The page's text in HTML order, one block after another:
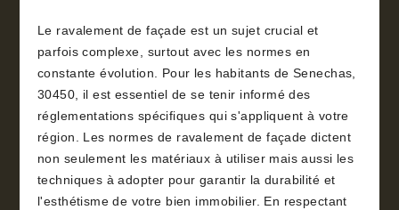
Le ravalement de façade est un sujet crucial et
parfois complexe, surtout avec les normes en
constante évolution. Pour les habitants de Senechas,
30450, il est essentiel de se tenir informé des
réglementations spécifiques qui s'appliquent à votre
région. Les normes de ravalement de façade dictent
non seulement les matériaux à utiliser mais aussi les
techniques à adopter pour garantir la durabilité et
l'esthétisme de votre bien immobilier. En respectant